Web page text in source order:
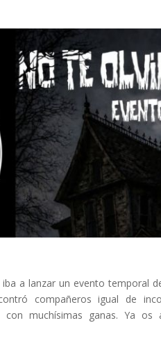
iba a lanzar un evento temporal
compañeros igual de
muchísimas ganas. Ya os